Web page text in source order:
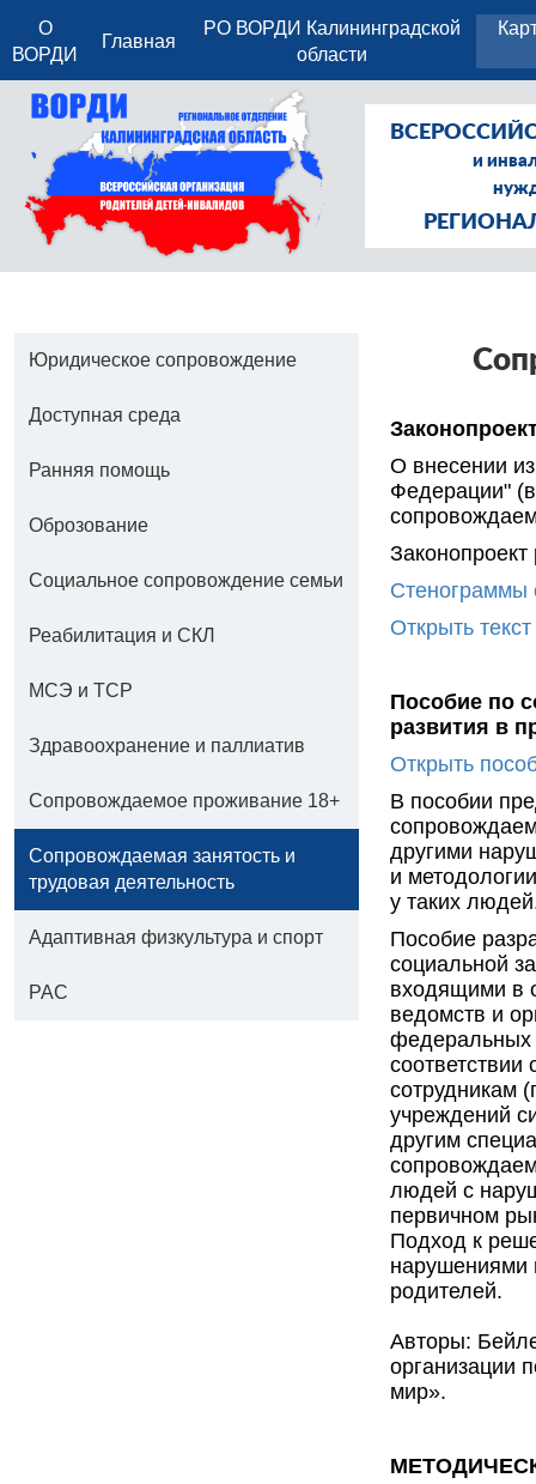
и
О
ВОРДИ
Главная
РО ВОРДИ Калининградской
области
Юридическое сопровождение
Доступная среда
Ранняя помощь
Оброзование
Социальное сопровождение семьи
Реабилитация и СКЛ
МСЭ и ТСР
Здравоохранение и паллиатив
Сопровождаемое проживание 18+
Сопровождаемая занятость и
трудовая деятельность
Адаптивная физкультура и спорт
РАС
Со
О внесении
Федерации" (в
Стенограммы
Открыть
Пособие по
развития в
Открыть
В пособии
другими
и
у таких
Пособие
социальной
входящими в
ведомств и
федеральных
сотрудникам
учреждений
другим
людей с
первичном
Подход к
нарушениями
родителей.
Авторы:
организации
мир».